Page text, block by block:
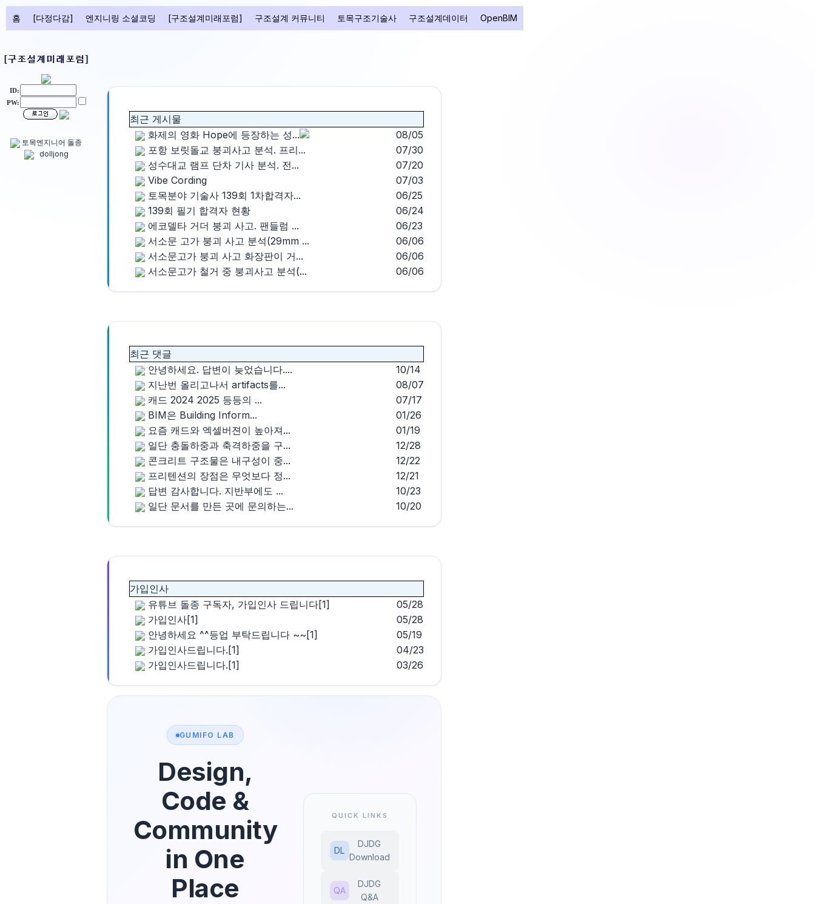
홈 [다정다감] 엔지니링 소셜코딩 [구조설계미래포럼] 구조설계 커뮤니티 토목구조기술사 구조설계데이터 OpenBIM
ID:
PW:
토목엔지니어 돌종
dolljong
최근 게시물
화제의 영화 Hope에 등장하는 성...
08/05
포항 보릿돌교 붕괴사고 분석. 프리...
07/30
성수대교 램프 단차 기사 분석. 전...
07/20
Vibe Cording
07/03
토목분야 기술사 139회 1차합격자...
06/25
139회 필기 합격자 현황
06/24
에코델타 거더 붕괴 사고. 팬들럼 ...
06/23
서소문 고가 붕괴 사고 분석(29mm ...
06/06
서소문고가 붕괴 사고 화장판이 거...
06/06
서소문고가 철거 중 붕괴사고 분석(...
06/06
최근 댓글
안녕하세요. 답변이 늦었습니다....
10/14
지난번 올리고나서 artifacts를...
08/07
캐드 2024 2025 등등의 ...
07/17
BIM은 Building Inform...
01/26
요즘 캐드와 엑셀버젼이 높아져...
01/19
일단 충돌하중과 축격하중을 구...
12/28
콘크리트 구조물은 내구성이 중...
12/22
프리텐션의 장점은 무엇보다 정...
12/21
답변 감사합니다. 지반부에도 ...
10/23
일단 문서를 만든 곳에 문의하는...
10/20
가입인사
유튜브 돌종 구독자, 가입인사 드립니다[1]
05/28
가입인사[1]
05/28
안녕하세요 ^^등업 부탁드립니다 ~~ [1]
05/19
가입인사드립니다. [1]
04/23
가입인사드립니다. [1] 03/26
GUMIFO LAB
Design,
Code &
Community
in One
Place
QUICK LINKS
DL
DJDG
Download
QA
DJDG
Q&A